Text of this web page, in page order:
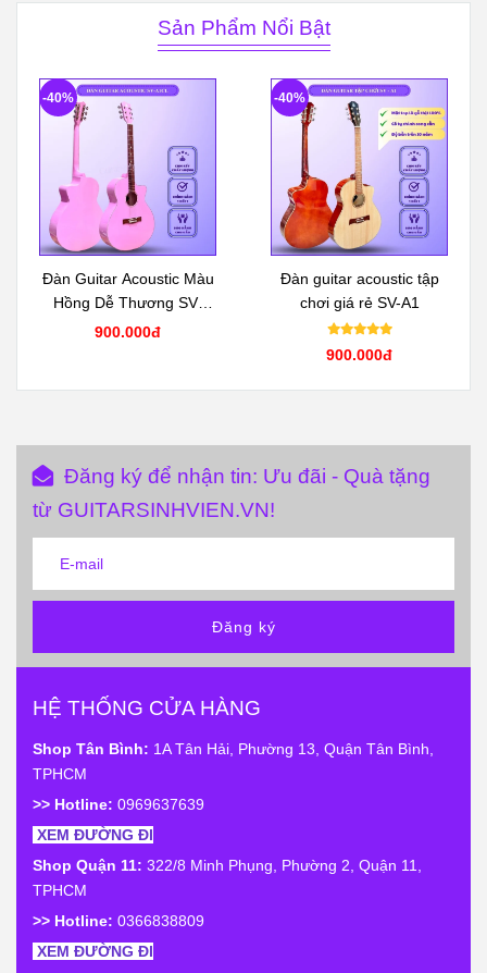
Sản Phẩm Nổi Bật
Đàn Guitar Acoustic Màu
Hồng Dễ Thương SV-
A1CL
900.000đ
-40%
Đàn guitar acoustic tập
chơi giá rẻ SV-A1
900.000đ
-40%
Đăng ký để nhận tin: Ưu đãi - Quà tặng
từ GUITARSINHVIEN.VN!
Đăng ký
HỆ THỐNG CỬA HÀNG
Shop Tân Bình: 1A Tân Hải, Phường 13, Quận Tân Bình,
TPHCM
>> Hotline: 0969637639
XEM ĐƯỜNG ĐI
Shop Quận 11: 322/8 Minh Phụng, Phường 2, Quận 11,
TPHCM
>> Hotline: 0366838809
XEM ĐƯỜNG ĐI